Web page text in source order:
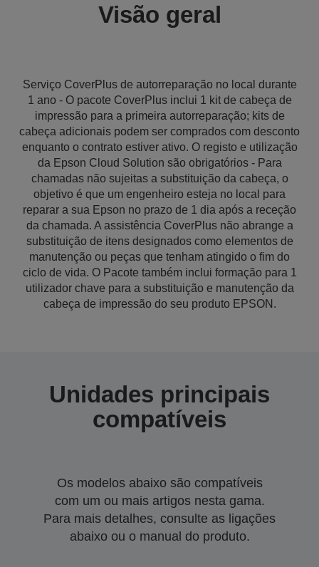
Visão geral
Serviço CoverPlus de autorreparação no local durante
1 ano - O pacote CoverPlus inclui 1 kit de cabeça de
impressão para a primeira autorreparação; kits de
cabeça adicionais podem ser comprados com desconto
enquanto o contrato estiver ativo. O registo e utilização
da Epson Cloud Solution são obrigatórios - Para
chamadas não sujeitas a substituição da cabeça, o
objetivo é que um engenheiro esteja no local para
reparar a sua Epson no prazo de 1 dia após a receção
da chamada. A assistência CoverPlus não abrange a
substituição de itens designados como elementos de
manutenção ou peças que tenham atingido o fim do
ciclo de vida. O Pacote também inclui formação para 1
utilizador chave para a substituição e manutenção da
cabeça de impressão do seu produto EPSON.
Unidades principais
compatíveis
Os modelos abaixo são compatíveis
com um ou mais artigos nesta gama.
Para mais detalhes, consulte as ligações
abaixo ou o manual do produto.